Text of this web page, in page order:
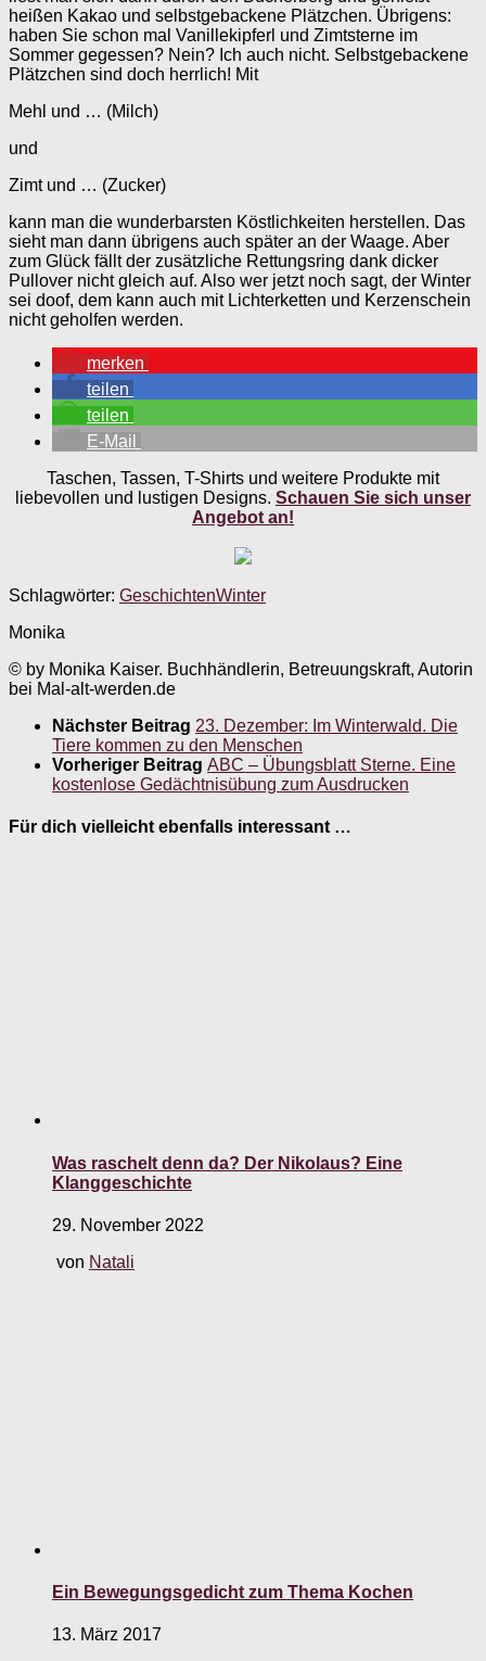
heißen Kakao und selbstgebackene Plätzchen. Übrigens:
haben Sie schon mal Vanillekipferl und Zimtsterne im
Sommer gegessen? Nein? Ich auch nicht. Selbstgebackene
Plätzchen sind doch herrlich! Mit
Mehl und … (Milch)
und
Zimt und … (Zucker)
kann man die wunderbarsten Köstlichkeiten herstellen. Das
sieht man dann übrigens auch später an der Waage. Aber
zum Glück fällt der zusätzliche Rettungsring dank dicker
Pullover nicht gleich auf. Also wer jetzt noch sagt, der Winter
sei doof, dem kann auch mit Lichterketten und Kerzenschein
nicht geholfen werden.
merken
teilen
teilen
E-Mail
Taschen, Tassen, T-Shirts und weitere Produkte mit
liebevollen und lustigen Designs. Schauen Sie sich unser
Angebot an!
Schlagwörter: GeschichtenWinter
Monika
© by Monika Kaiser. Buchhändlerin, Betreuungskraft, Autorin
bei Mal-alt-werden.de
Nächster Beitrag 23. Dezember: Im Winterwald. Die
Tiere kommen zu den Menschen
Vorheriger Beitrag ABC – Übungsblatt Sterne. Eine
kostenlose Gedächtnisübung zum Ausdrucken
Für dich vielleicht ebenfalls interessant …
Was raschelt denn da? Der Nikolaus? Eine
Klanggeschichte
29. November 2022
von Natali
Ein Bewegungsgedicht zum Thema Kochen
13. März 2017